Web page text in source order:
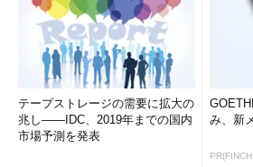
テープストレージの需要に拡大の
兆し――IDC、2019年までの国内
市場予測を発表
み、新